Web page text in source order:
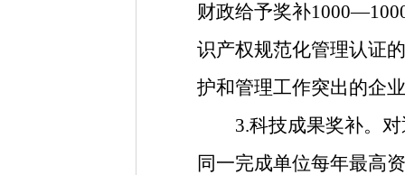
财政给予奖补
识产权规范化管理认证
护和管理工作突出的企
3.科技成果奖补。对
同一完成单位每年最高